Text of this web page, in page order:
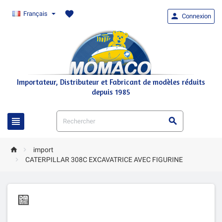
Français favorite
Importateur, Distributeur et Fabricant de modèles réduits
depuis 1985
 
 Connexion
 
import

CATERPILLAR 308C EXCAVATRICE AVEC FIGURINE